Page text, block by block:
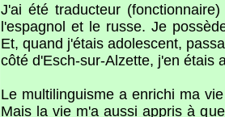
J'ai été traducteur
l'espagnol et le russe. Je
Et, quand j'étais adolescent,
côté d'Esch-sur-Alzette, j'en étais
Le multilinguisme a enrichi ma
Mais la vie m'a aussi appris à